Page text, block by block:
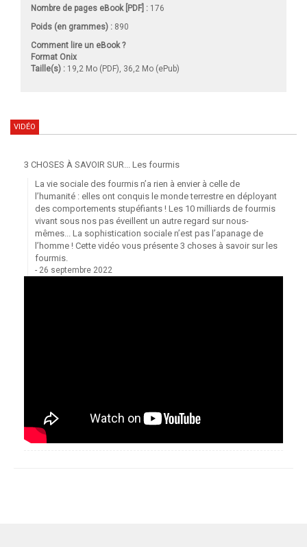
Nombre de pages eBook [PDF] : 176
Poids (en grammes) : 890
Comment lire un eBook ?
Format Onix
Taille(s) : 19,2 Mo (PDF), 36,2 Mo (ePub)
VIDÉO
3 CHOSES À SAVOIR SUR... Les fourmis
La vie sociale des fourmis n’a rien à envier à celle de
l’humanité : elles ont conquis le monde terrestre en déployant
des comportements stupéfiants ! Les 10 milliards de fourmis
vivant sous nos pas éveillent un autre regard sur nous-
mêmes... La sophistication sociale n’est pas l’apanage de
l’homme ! Cette vidéo vous présente 3 choses à savoir sur les
fourmis.
26 septembre 2022